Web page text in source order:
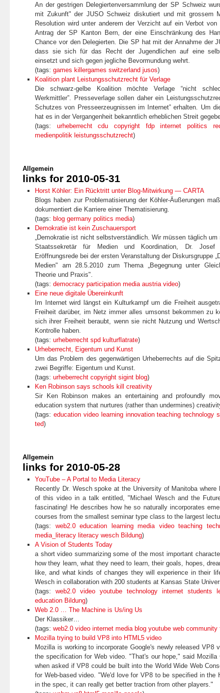
An der gestrigen Delegiertenversammlung der SP Schweiz
mit Zukunft" der JUSO Schweiz diskutiert und mit grossem
Resolution wird unter anderem der Verzicht auf ein Verbot von
Antrag der SP Kanton Bern, der eine Einschränkung des
Chance vor den Delegierten. Die SP hat mit der Annahme der
dass sie sich für das Recht der Jugendlichen auf eine
einsetzt und sich gegen jegliche Bevormundung wehrt.
(tags: games killergames switzerland jusos)
Koalition plant Leistungsschutzrecht für Verlage
Die schwarz-gelbe Koalition möchte Verlage “nicht
Werkmittler”. Presseverlage sollen daher ein
Schutzes von Presseerzeugnissen im Internet” erhalten. Um
hat es in der Vergangenheit bekanntlich erheblichen Streit
(tags: urheberrecht cdu copyright fdp internet politics
medienpolitik leistungsschutzrecht)
Allgemein
links for 2010-05-31
Horst Köhler: Ein Rücktritt unter Blog-Mitwirkung — CARTA
Blogs haben zur Problematisierung der Köhler-Äußerungen
dokumentiert die Karriere einer Thematisierung.
(tags: blog germany politics media)
Demokratie ist kein Zuschauersport
„Demokratie ist nicht selbstverständlich. Wir müssen täglich
Staatssekretär für Medien und Koordination, Dr. Josef
Eröffnungsrede bei der ersten Veranstaltung der Diskursgruppe
Medien" am 28.5.2010 zum Thema „Begegnung unter
Theorie und Praxis".
(tags: democracy participation media austria video)
Eine neue digitale Übereinkunft
Im Internet wird längst ein Kulturkampf um die Freiheit
Freiheit darüber, im Netz immer alles umsonst bekommen zu
sich ihrer Freiheit beraubt, wenn sie nicht Nutzung und
Kontrolle haben.
(tags: urheberrecht spd kulturflatrate)
Urheberrecht, Eigentum und Kunst
Um das Problem des gegenwärtigen Urheberrechts auf die
zwei Begriffe: Eigentum und Kunst.
(tags: urhe­ber­recht copy­right sig­int blog)
Ken Robinson says schools kill creativity
Sir Ken Robinson makes an entertaining and profoundly
education system that nurtures (rather than undermines)
(tags: education video learning innovation teaching technology
ted)
Allgemein
links for 2010-05-28
YouTube – A Portal to Media Literacy
Recently Dr. Wesch spoke at the University of Manitoba
of this video in a talk entitled, "Michael Wesch and the
fascinating! He describes how he so naturally incorporates
courses from the smallest seminar type class to the largest
(tags: web2.0 education learning media video teaching
media_literacy literacy wesch Bildung)
A Vision of Students Today
a short video summarizing some of the most important
how they learn, what they need to learn, their goals, hopes,
like, and what kinds of changes they will experience in their
Wesch in collaboration with 200 students at Kansas State
(tags: web2.0 video youtube technology internet students
education Bildung)
Web 2.0 … The Machine is Us/ing Us
Der Klassiker…
(tags: web2.0 video internet media blog youtube web community
Mozilla trying to build VP8 into HTML5 video
Mozilla is working to incorporate Google's newly released VP8
the specification for Web video. "That's our hope," said
when asked if VP8 could be built into the World Wide Web
for Web-based video. "We'd love for VP8 to be specified in the
in the spec, it can really get better traction from other players."